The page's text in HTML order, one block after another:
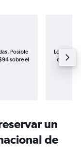
Posible
sobre el
Los
de
un
de